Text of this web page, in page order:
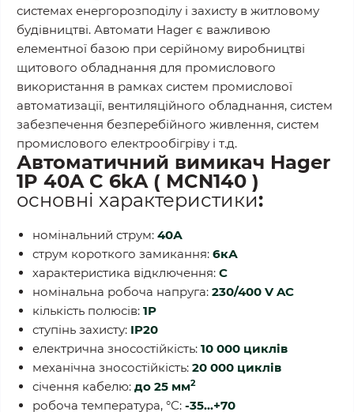
системах енергорозподілу і захисту в житловому
будівництві. Автомати Hager є важливою
елементної базою при серійному виробництві
щитового обладнання для промислового
використання в рамках систем промислової
автоматизації, вентиляційного обладнання, систем
забезпечення безперебійного живлення, систем
промислового електрообігріву і т.д.
Автоматичний вимикач Hager
1P 40A C 6kA​ ( MCN140 )
основні характеристики:
номінальний струм: 40А
струм короткого замикання: 6кА
характеристика відключення: С
номінальна робоча напруга: 230/400 V AC
кількість полюсів: 1P
ступінь захисту: IP20
електрична зносостійкість: 10 000 циклів
механічна зносостійкість: 20 000 циклів
січення кабелю: до 25 мм2
робоча температура, °С: -35...+70